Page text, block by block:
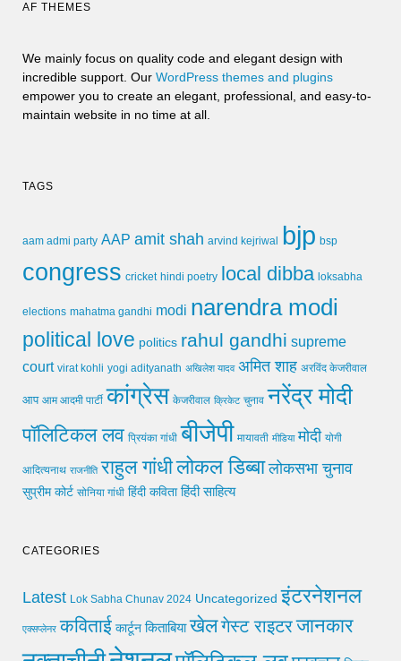
AF THEMES
We mainly focus on quality code and elegant design with
incredible support. Our WordPress themes and plugins
empower you to create an elegant, professional, and easy-to-
maintain website in no time at all.
TAGS
aam admi party AAP amit shah arvind kejriwal bjp bsp
congress cricket hindi poetry local dibba loksabha
elections mahatma gandhi modi narendra modi
political love politics rahul gandhi supreme
court virat kohli yogi adityanath अखिलेश यादव अमित शाह अरविंद केजरीवाल
आप आम आदमी पार्टी कांग्रेस केजरीवाल क्रिकेट चुनाव नरेंद्र मोदी
पॉलिटिकल लव प्रियंका गांधी बीजेपी मायावती मीडिया मोदी योगी
आदित्यनाथ राजनीति राहुल गांधीलोकल डिब्बा लोकसभा चुनाव
सुप्रीम कोर्ट सोनिया गांधी हिंदी कविता हिंदी साहित्य
CATEGORIES
Latest Lok Sabha Chunav 2024 Uncategorized इंटरनेशनल
एक्सप्लेनर कविताई कार्टून किताबिया खेलगेस्ट राइटरजानकार